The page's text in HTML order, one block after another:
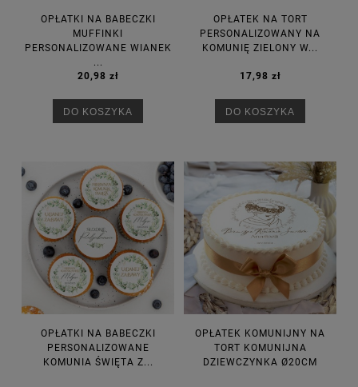
OPŁATKI NA BABECZKI
MUFFINKI
PERSONALIZOWANE WIANEK
...
20,98 zł
DO KOSZYKA
OPŁATEK NA TORT
PERSONALIZOWANY NA
KOMUNIĘ ZIELONY W...
17,98 zł
DO KOSZYKA
OPŁATKI NA BABECZKI
PERSONALIZOWANE
KOMUNIA ŚWIĘTA Z...
OPŁATEK KOMUNIJNY NA
TORT KOMUNIJNA
DZIEWCZYNKA Ø20CM